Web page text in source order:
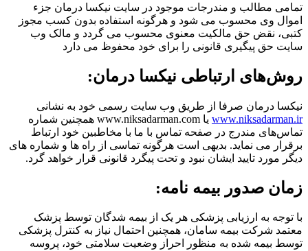
تمامی مطالب و مندرجات موجود در سایت نیکسا درمان جزء
اموال وی محسوب می شود و هرگونه استفاده بدون کسب مجوز
کتبی، نقض حق مالکیت معنوی محسوب می گردد و مالک وب
سایت حق پیگیری قانونی را برای خود محفوظ می دارد
روش‌های ارتباطی نیکسا درمان:
نیکسا درمان صرفا از طریق وب سایت رسمی خود به نشانی
www.niksadarman.ir
یا www.niksadarman.com همچنین شماره
تماس‌های مندرج در صفحه تماس با ما با مخاطبین خود ارتباط
برقرار می نماید. بدیهی است هرگونه تماسی از راه ها و شماره های
دیگر مورد تایید ایشان نبود و تحت پیگرد قانونی قرار خواهد گرد.
زمان صدور بیمه نامه:
با توجه به ارزیابی پزشکی هر یک از بیمه شدگان توسط پزشک
معتمد شرکت بیمه سامان، همچنین احتمال نیاز به کنترل پزشکی
توسط بیمه شده به منظور احراز وضعیت سلامتی خود، پروسه